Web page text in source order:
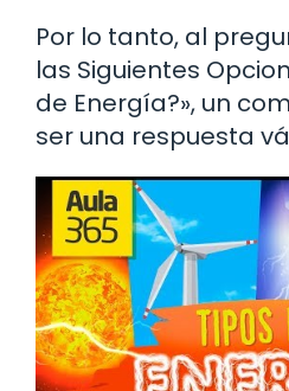
Por lo tanto, al
las Siguientes
de Energía?», un
ser una respuesta